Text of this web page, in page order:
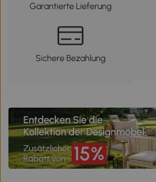
Garantierte Lieferung
Sichere Bezahlung